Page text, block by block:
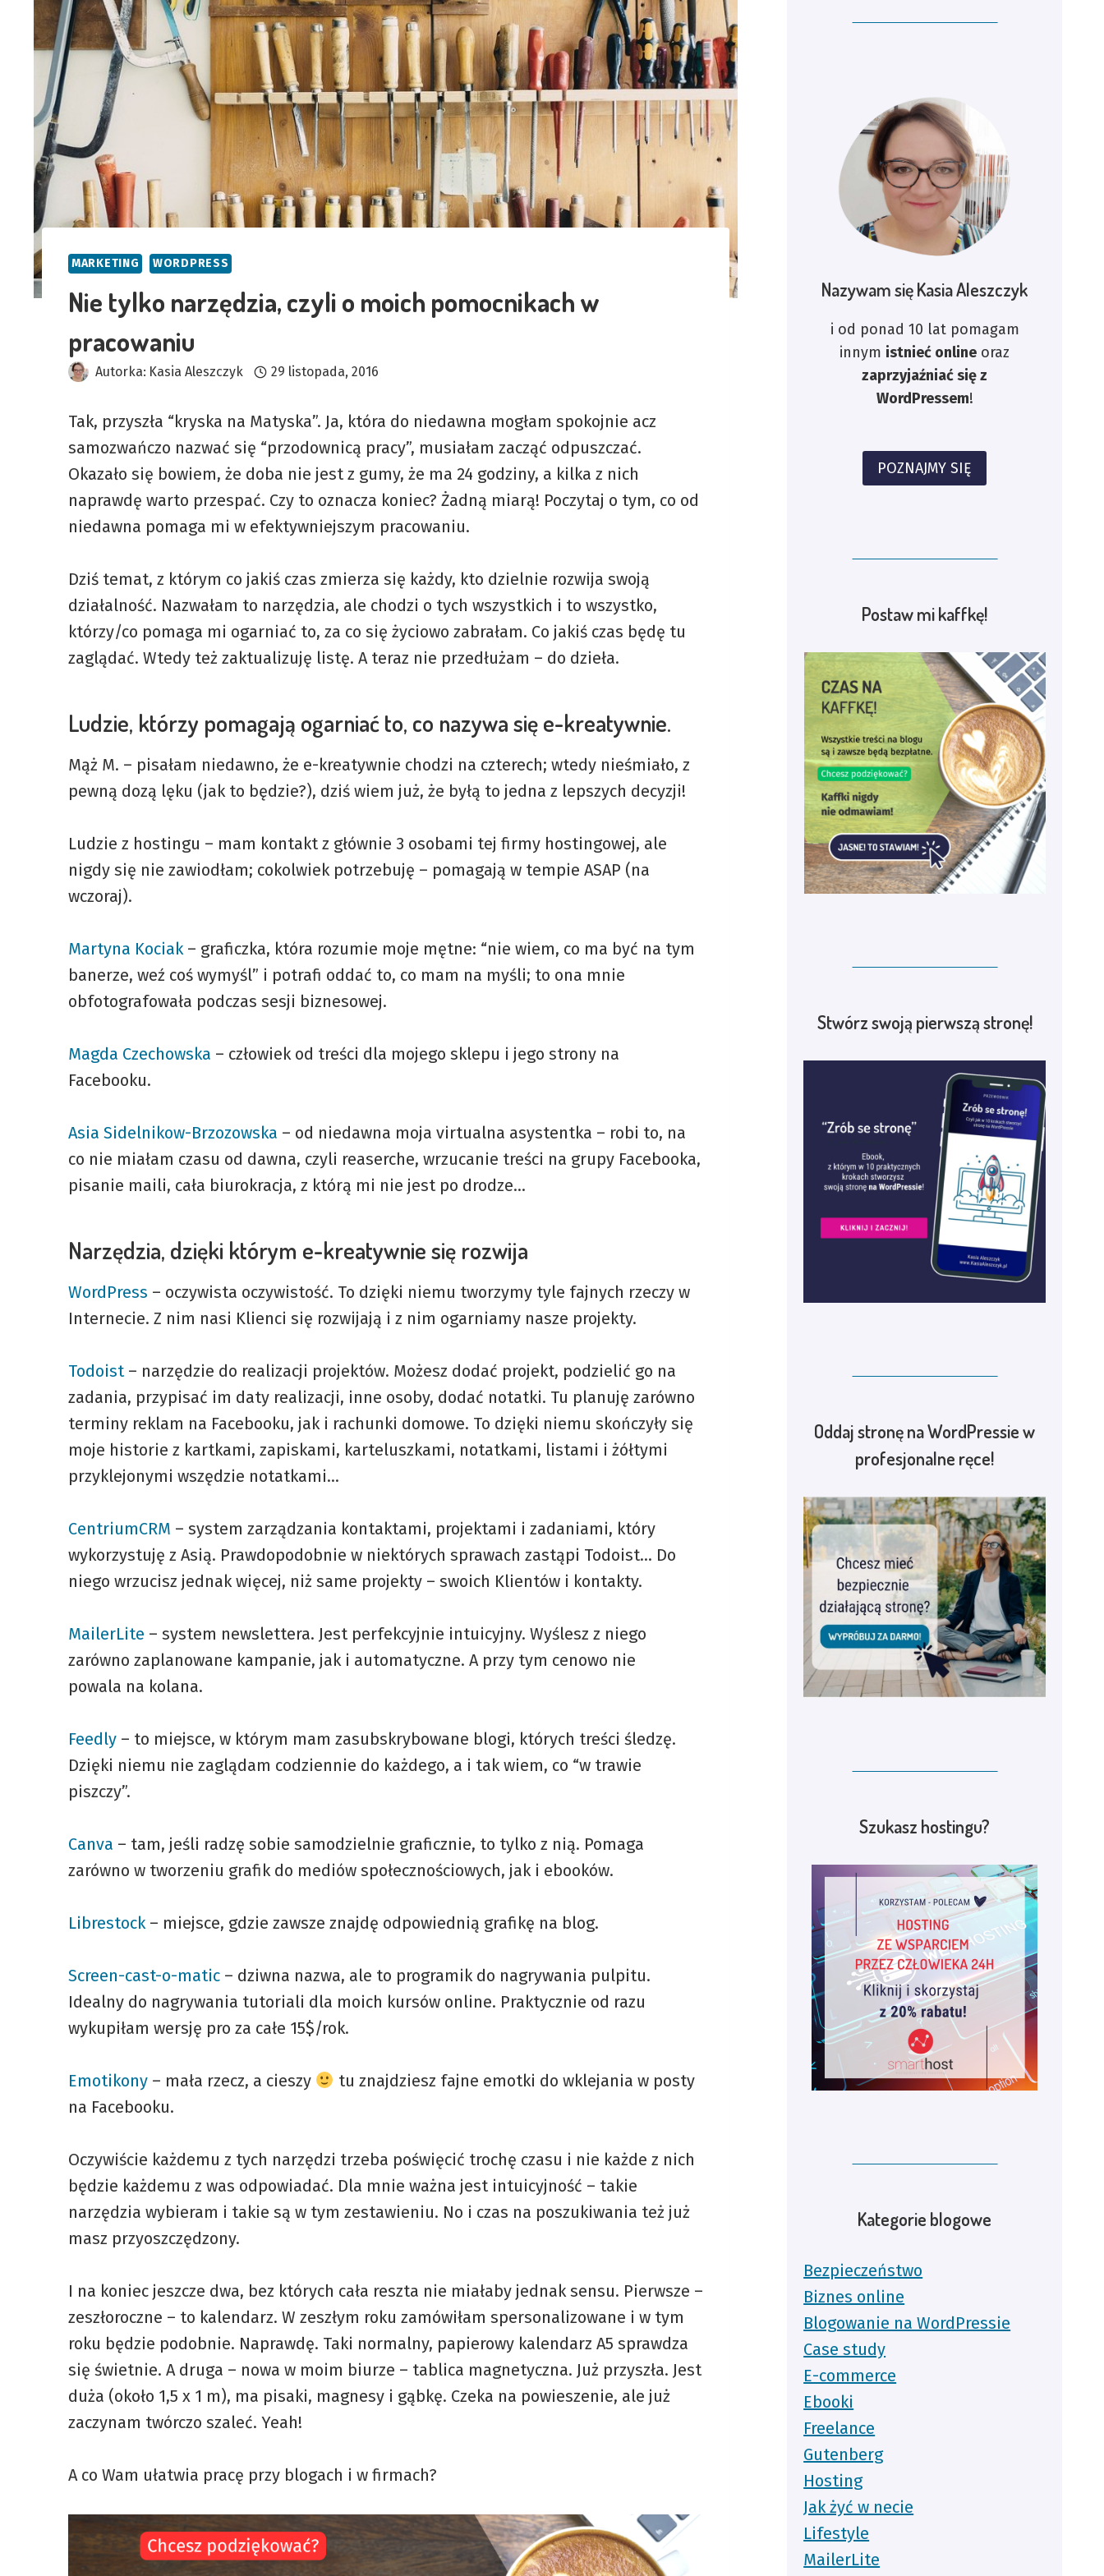
MARKETING WORDPRESS
Nie tylko narzędzia, czyli o moich pomocnikach w
pracowaniu
Autorka: Kasia Aleszczyk 29 listopada, 2016
Tak, przyszła “kryska na Matyska”. Ja, która do niedawna mogłam spokojnie acz
samozwańczo nazwać się “przodownicą pracy”, musiałam zacząć odpuszczać.
Okazało się bowiem, że doba nie jest z gumy, że ma 24 godziny, a kilka z nich
naprawdę warto przespać. Czy to oznacza koniec? Żadną miarą! Poczytaj o tym, co od
niedawna pomaga mi w efektywniejszym pracowaniu.
Dziś temat, z którym co jakiś czas zmierza się każdy, kto dzielnie rozwija swoją
działalność. Nazwałam to narzędzia, ale chodzi o tych wszystkich i to wszystko,
którzy/co pomaga mi ogarniać to, za co się życiowo zabrałam. Co jakiś czas będę tu
zaglądać. Wtedy też zaktualizuję listę. A teraz nie przedłużam – do dzieła.
Ludzie, którzy pomagają ogarniać to, co nazywa się e-kreatywnie.
Mąż M. – pisałam niedawno, że e-kreatywnie chodzi na czterech; wtedy nieśmiało, z
pewną dozą lęku (jak to będzie?), dziś wiem już, że byłą to jedna z lepszych decyzji!
Ludzie z hostingu – mam kontakt z głównie 3 osobami tej firmy hostingowej, ale
nigdy się nie zawiodłam; cokolwiek potrzebuję – pomagają w tempie ASAP (na
wczoraj).
Martyna Kociak– graficzka, która rozumie moje mętne: “nie wiem, co ma być na tym
banerze, weź coś wymyśl” i potrafi oddać to, co mam na myśli; to ona mnie
obfotografowała podczas sesji biznesowej.
Magda Czechowska – człowiek od treści dla mojego sklepu i jego strony na
Facebooku.
Asia Sidelnikow-Brzozowska – od niedawna moja virtualna asystentka – robi to, na
co nie miałam czasu od dawna, czyli reaserche, wrzucanie treści na grupy Facebooka,
pisanie maili, cała biurokracja, z którą mi nie jest po drodze…
Narzędzia, dzięki którym e-kreatywnie się rozwija
WordPress – oczywista oczywistość. To dzięki niemu tworzymy tyle fajnych rzeczy w
Internecie. Z nim nasi Klienci się rozwijają i z nim ogarniamy nasze projekty.
Todoist– narzędzie do realizacji projektów. Możesz dodać projekt, podzielić go na
zadania, przypisać im daty realizacji, inne osoby, dodać notatki. Tu planuję zarówno
terminy reklam na Facebooku, jak i rachunki domowe. To dzięki niemu skończyły się
moje historie z kartkami, zapiskami, karteluszkami, notatkami, listami i żółtymi
przyklejonymi wszędzie notatkami…
CentriumCRM – system zarządzania kontaktami, projektami i zadaniami, który
wykorzystuję z Asią. Prawdopodobnie w niektórych sprawach zastąpi Todoist… Do
niego wrzucisz jednak więcej, niż same projekty – swoich Klientów i kontakty.
MailerLite – system newslettera. Jest perfekcyjnie intuicyjny. Wyślesz z niego
zarówno zaplanowane kampanie, jak i automatyczne. A przy tym cenowo nie
powala na kolana.
Feedly – to miejsce, w którym mam zasubskrybowane blogi, których treści śledzę.
Dzięki niemu nie zaglądam codziennie do każdego, a i tak wiem, co “w trawie
piszczy”.
Canva – tam, jeśli radzę sobie samodzielnie graficznie, to tylko z nią. Pomaga
zarówno w tworzeniu grafik do mediów społecznościowych, jak i ebooków.
Librestock– miejsce, gdzie zawsze znajdę odpowiednią grafikę na blog.
Screen-cast-o-matic – dziwna nazwa, ale to programik do nagrywania pulpitu.
Idealny do nagrywania tutoriali dla moich kursów online. Praktycznie od razu
wykupiłam wersję pro za całe 15$/rok.
Emotikony – mała rzecz, a cieszy
tu znajdziesz fajne emotki do wklejania w posty
na Facebooku.
Oczywiście każdemu z tych narzędzi trzeba poświęcić trochę czasu i nie każde z nich
będzie każdemu z was odpowiadać. Dla mnie ważna jest intuicyjność – takie
narzędzia wybieram i takie są w tym zestawieniu. No i czas na poszukiwania też już
masz przyoszczędzony.
I na koniec jeszcze dwa, bez których cała reszta nie miałaby jednak sensu. Pierwsze –
zeszłoroczne – to kalendarz. W zeszłym roku zamówiłam spersonalizowane i w tym
roku będzie podobnie. Naprawdę. Taki normalny, papierowy kalendarz A5 sprawdza
się świetnie. A druga – nowa w moim biurze – tablica magnetyczna. Już przyszła. Jest
duża (około 1,5 x 1 m), ma pisaki, magnesy i gąbkę. Czeka na powieszenie, ale już
zaczynam twórczo szaleć. Yeah!
A co Wam ułatwia pracę przy blogach i w firmach?
Nazywam się Kasia Aleszczyk
i od ponad 10 lat pomagam
innym istnieć online oraz
zaprzyjaźniać się z
WordPressem!
POZNAJMY SIĘ
Postaw mi kaffkę!
Stwórz swoją pierwszą stronę!
Oddaj stronę na WordPressie w
profesjonalne ręce!
Szukasz hostingu?
Kategorie blogowe
Bezpieczeństwo
Biznes online
Blogowanie na WordPressie
Case study
E-commerce
Ebooki
Freelance
Gutenberg
Hosting
Jak żyć w necie
Lifestyle
MailerLite